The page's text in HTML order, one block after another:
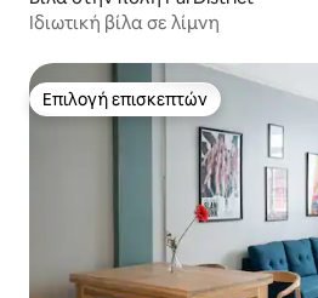
Ιδιωτική βίλα σε λίμνη
Επιλογή επισκεπτών
Επιλογή επισκεπτών